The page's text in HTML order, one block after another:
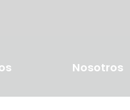
Nosotros